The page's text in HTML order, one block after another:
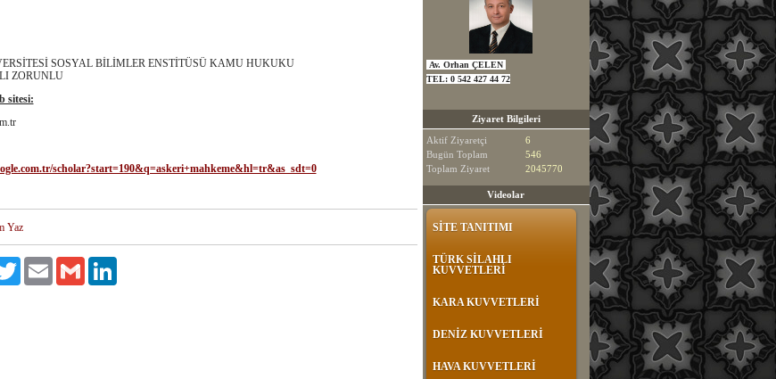
SOSYAL BİLİMLER ENSTİTÜSÜ KAMU HUKUKU
ZORUNLU
sitesi:
scholar?start=190&q=askeri+mahkeme&hl=tr&as_sdt=0
Yaz
Twitter Email Gmail
Av. Orhan ÇELEN
TEL: 0 542 427 44 72
Ziyaret Bilgileri
Aktif Ziyaretçi
6
Bugün Toplam
546
Toplam Ziyaret
2045770
Videolar
SİTE TANITIMI
TÜRK SİLAHLI
KUVVETLERİ
KARA KUVVETLERİ
DENİZ KUVVETLERİ
HAVA KUVVETLERİ